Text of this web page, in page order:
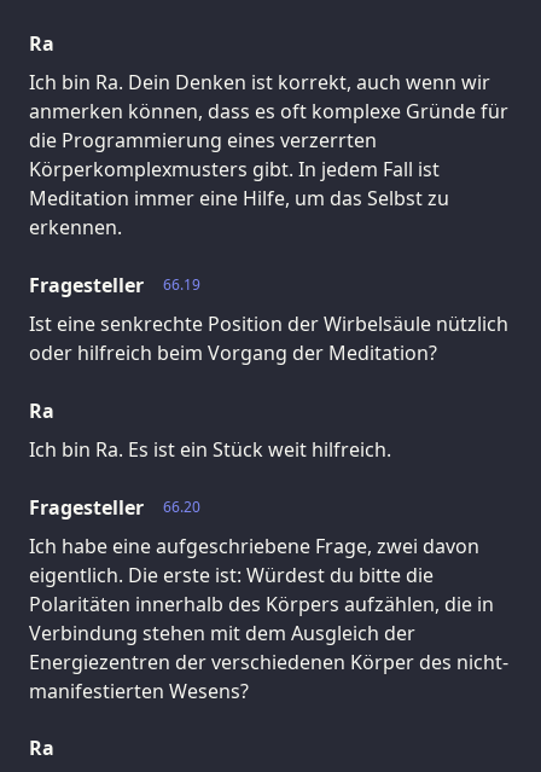
Ra
Ich bin Ra. Dein Denken ist korrekt, auch wenn wir
anmerken können, dass es oft komplexe Gründe für
die Programmierung eines verzerrten
Körperkomplexmusters gibt. In jedem Fall ist
Meditation immer eine Hilfe, um das Selbst zu
erkennen.
66.19
Fragesteller
Ist eine senkrechte Position der Wirbelsäule nützlich
oder hilfreich beim Vorgang der Meditation?
Ra
Ich bin Ra. Es ist ein Stück weit hilfreich.
66.20
Fragesteller
Ich habe eine aufgeschriebene Frage, zwei davon
eigentlich. Die erste ist: Würdest du bitte die
Polaritäten innerhalb des Körpers aufzählen, die in
Verbindung stehen mit dem Ausgleich der
Energiezentren der verschiedenen Körper des nicht-
manifestierten Wesens?
Ra